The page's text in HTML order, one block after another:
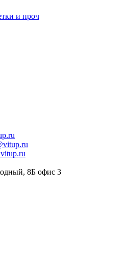
и проч
8Б офис 3